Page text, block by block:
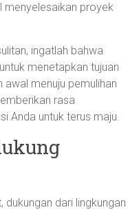
menyelesaikan proyek
ingatlah bahwa
menetapkan tujuan
menuju pemulihan
rasa
Anda untuk terus maju.
dari lingkungan